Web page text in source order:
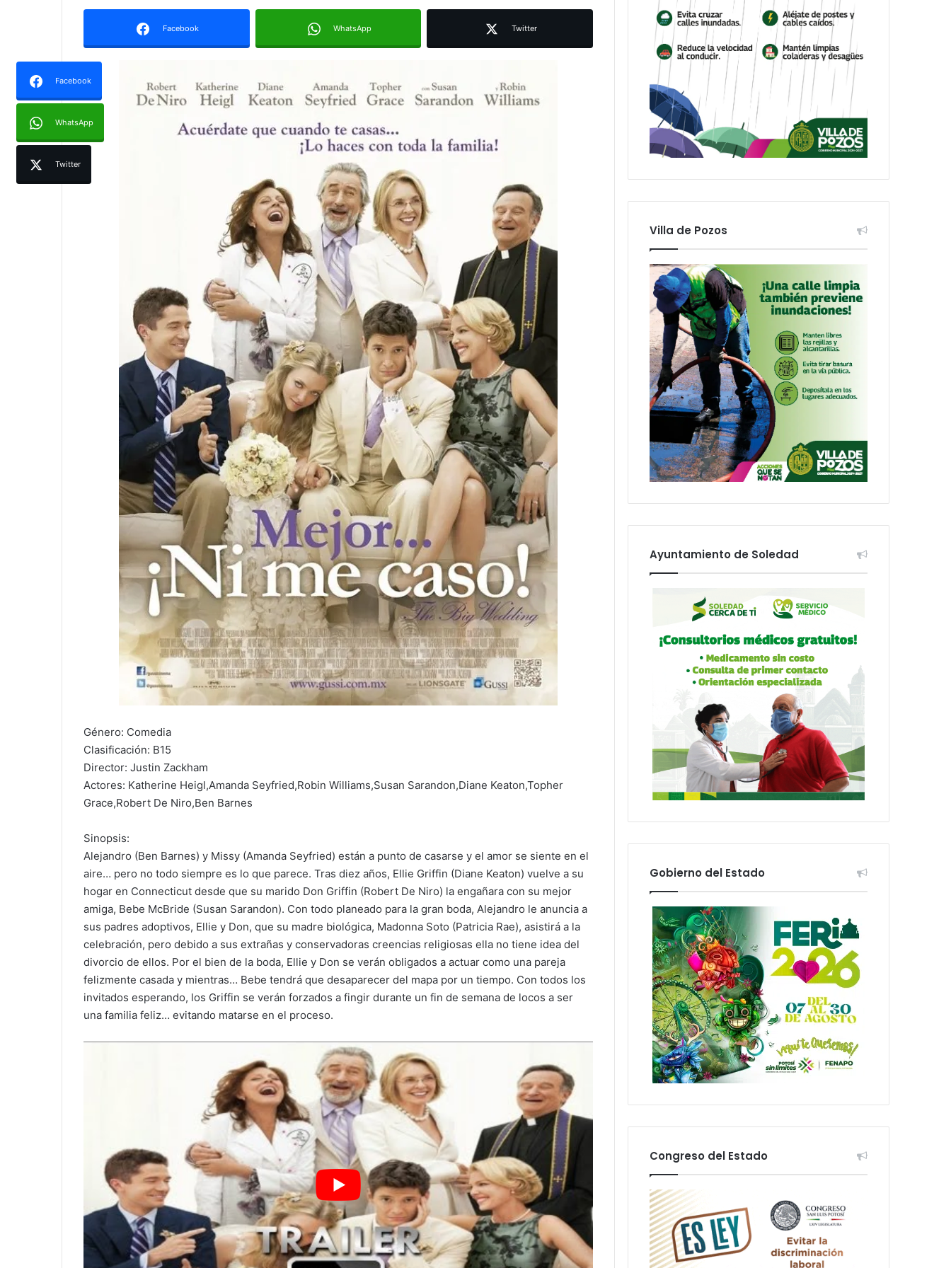
Facebook WhatsApp Twitter
Facebook
WhatsApp
Twitter
Género: Comedia
Clasificación: B15
Director: Justin Zackham
Actores: Katherine Heigl,Amanda Seyfried,Robin Williams,Susan Sarandon,Diane Keaton,Topher
Grace,Robert De Niro,Ben Barnes
Sinopsis:
Alejandro (Ben Barnes) y Missy (Amanda Seyfried) están a punto de casarse y el amor se siente en el
aire… pero no todo siempre es lo que parece. Tras diez años, Ellie Griffin (Diane Keaton) vuelve a su
hogar en Connecticut desde que su marido Don Griffin (Robert De Niro) la engañara con su mejor
amiga, Bebe McBride (Susan Sarandon). Con todo planeado para la gran boda, Alejandro le anuncia a
sus padres adoptivos, Ellie y Don, que su madre biológica, Madonna Soto (Patricia Rae), asistirá a la
celebración, pero debido a sus extrañas y conservadoras creencias religiosas ella no tiene idea del
divorcio de ellos. Por el bien de la boda, Ellie y Don se verán obligados a actuar como una pareja
felizmente casada y mientras… Bebe tendrá que desaparecer del mapa por un tiempo. Con todos los
invitados esperando, los Griffin se verán forzados a fingir durante un fin de semana de locos a ser
una familia feliz… evitando matarse en el proceso.
Villa de Pozos
Ayuntamiento de Soledad
Gobierno del Estado
Congreso del Estado